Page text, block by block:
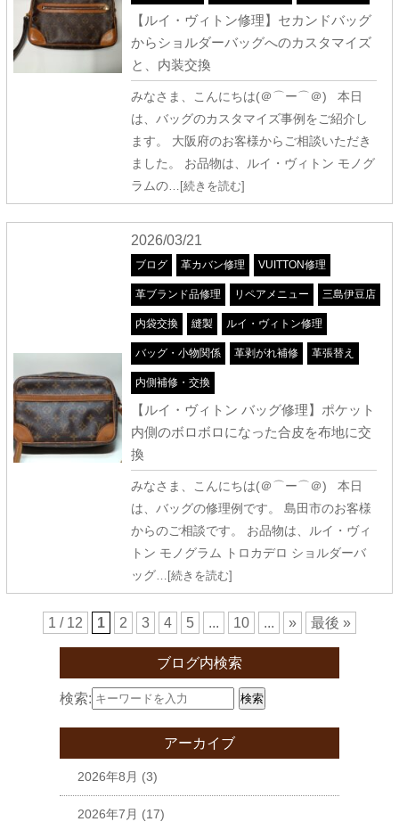
【ルイ・ヴィトン修理】セカンドバッグ
からショルダーバッグへのカスタマイズ
と、内装交換
みなさま、こんにちは(＠⌒ー⌒＠) 本日
は、バッグのカスタマイズ事例をご紹介し
ます。 大阪府のお客様からご相談いただき
ました。 お品物は、ルイ・ヴィトン モノグ
ラムの…[続きを読む]
2026/03/21
ブログ 革カバン修理 VUITTON修理
革ブランド品修理 リペアメニュー 三島伊豆店
内袋交換 縫製 ルイ・ヴィトン修理
バッグ・小物関係 革剥がれ補修 革張替え
内側補修・交換
【ルイ・ヴィトン バッグ修理】ポケット
内側のボロボロになった合皮を布地に交
換
みなさま、こんにちは(＠⌒ー⌒＠) 本日
は、バッグの修理例です。 島田市のお客様
からのご相談です。 お品物は、ルイ・ヴィ
トン モノグラム トロカデロ ショルダーバ
ッグ…[続きを読む]
1 / 12 1 2 3 4 5 ... 10 ... » 最後 »
ブログ内検索
検索: 検索
アーカイブ
2026年8月 (3)
2026年7月 (17)